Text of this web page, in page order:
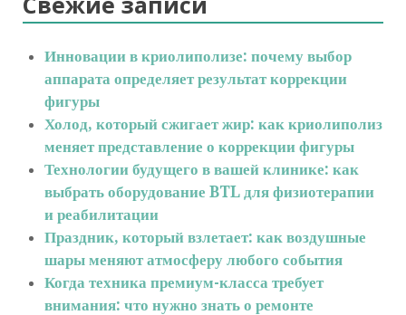
Инновации в криолиполизе: почему выбор
аппарата определяет результат коррекции
фигуры
Холод, который сжигает жир: как криолиполиз
меняет представление о коррекции фигуры
Технологии будущего в вашей клинике: как
выбрать оборудование BTL для физиотерапии
и реабилитации
Праздник, который взлетает: как воздушные
шары меняют атмосферу любого события
Когда техника премиум-класса требует
внимания: что нужно знать о ремонте